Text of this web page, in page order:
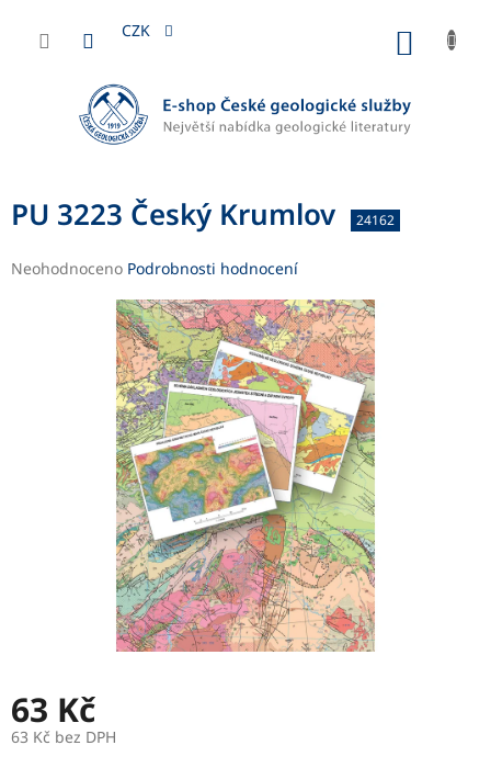
obsah
CZK
PU 3223 Český Krumlov 24162
Průměrné
Neohodnoceno Podrobnosti hodnocení
63 Kč
63 Kč bez DPH